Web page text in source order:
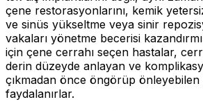
çene restorasyonlarını, kemik
ve sinüs yükseltme veya sinir
vakaları yönetme becerisi
için çene cerrahı seçen hastalar,
derin düzeyde anlayan ve
çıkmadan önce öngörüp
faydalanırlar.